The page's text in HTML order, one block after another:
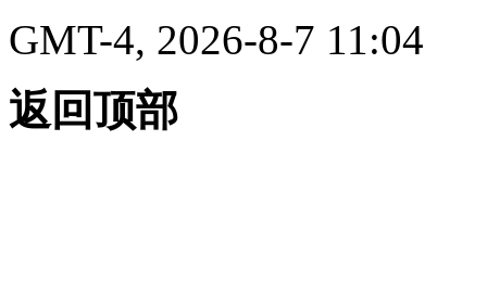
GMT-4, 2026-8-7 11:04
返回顶部